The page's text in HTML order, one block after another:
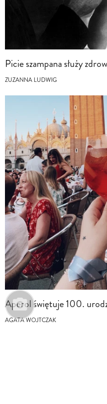
Picie szampana służy
ZUZANNA LUDWIG
Aperol świętuje 100.
AGATA WOJTCZAK